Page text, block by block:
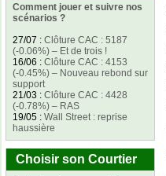
Comment jouer et suivre nos
scénarios ?
27/07 : Clôture CAC : 5187
(-0.06%) – Et de trois !
16/06 : Clôture CAC : 4153
(-0.45%) – Nouveau rebond sur
support
21/03 : Clôture CAC : 4428
(-0.78%) – RAS
19/05 : Wall Street : reprise
haussière
Choisir son Courtier